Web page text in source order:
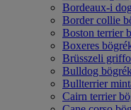
Bordeaux-i
Border collie
Boston terrier
Boxeres
Brüsszeli
Bulldog
Bullterrier
Cairn terrier